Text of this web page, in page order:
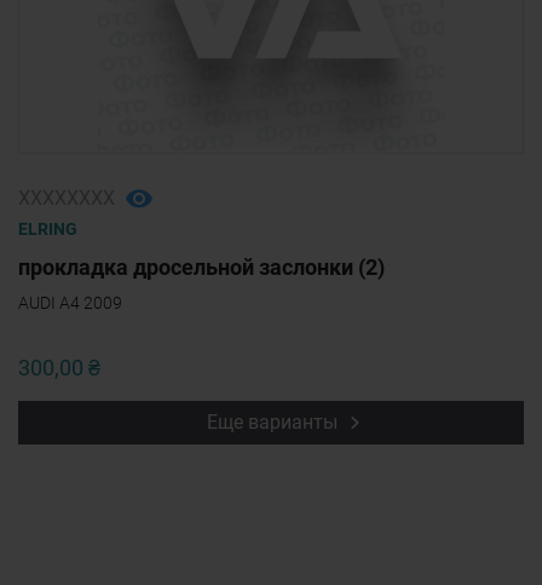
ELRING
прокладка дросельной заслонки (2)
AUDI A4 2009
300,00 ₴
Еще варианты